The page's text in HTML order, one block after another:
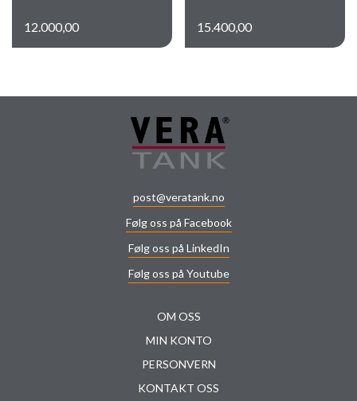
12.000,00 15.400,00
post@veratank.no
Følg oss på Facebook
Følg oss på LinkedIn
Følg oss på Youtube
OM OSS
MIN KONTO
PERSONVERN
KONTAKT OSS